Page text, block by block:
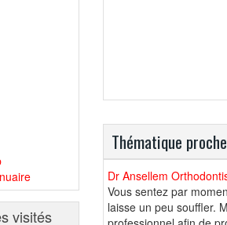
visités
Thématique proche
Dr Ansellem
Vous sentez par
laisse un peu souffler.